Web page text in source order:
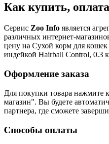
Как купить,
Сервис Zoo Info является
различных интернет-
цену на Сухой корм для
индейкой Hairball Control, 0.3
Оформление заказа
Для покупки товара
магазин". Вы будете
партнера, где сможете
Способы оплаты